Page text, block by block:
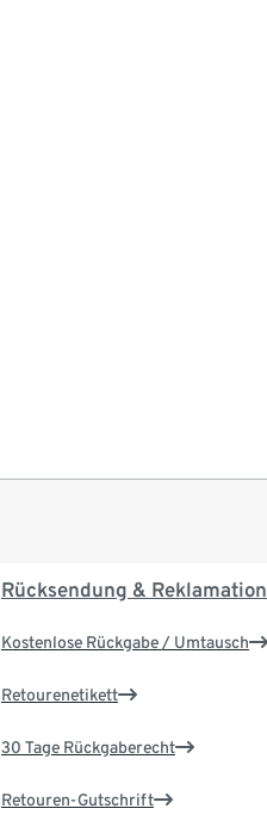
Rücksendung & Reklamation
Kostenlose Rückgabe / Umtausch
Retourenetikett
30 Tage Rückgaberecht
Retouren-Gutschrift